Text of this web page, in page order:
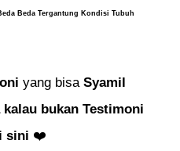
Beda Tergantung Kondisi Tubuh
yang bisa Syamil
bukan Testimoni
sini ❤️